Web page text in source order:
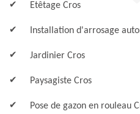
Etêtage Cros
Installation d'arrosage
Jardinier Cros
Paysagiste Cros
Pose de gazon en rouleau